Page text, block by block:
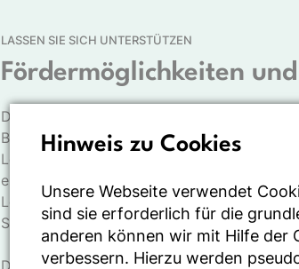
LASSEN SIE SICH UNTERSTÜTZEN
Fördermöglichkeiten
Das DGE-Referat Fortbildung nimmt
Beispiele sind der Bildungscheck 2.0 NRW
Lehrgänge und Seminare liegt die
eigenständig, ob eine Fördermaßnahme
Lehrgangs-/Seminarangebot geeignet ist
Seminars/Lehrgangs Kontakt zu uns auf.
Das DGE-Referat Fortbildung verfügt über
Hinweis zu Cookies
Unsere Webseite verwendet
sind sie erforderlich für die
anderen können wir mit Hilfe der
verbessern. Hierzu werden